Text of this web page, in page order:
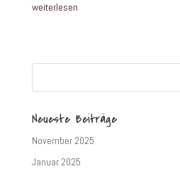
weiterlesen
Neueste Beiträge
November 2025
Januar 2025